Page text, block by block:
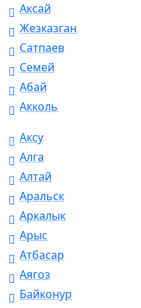
Аксай
Жезказган
Сатпаев
Семей
Абай
Акколь
Аксу
Алга
Алтай
Аральск
Аркалык
Арыс
Атбасар
Аягоз
Байконур